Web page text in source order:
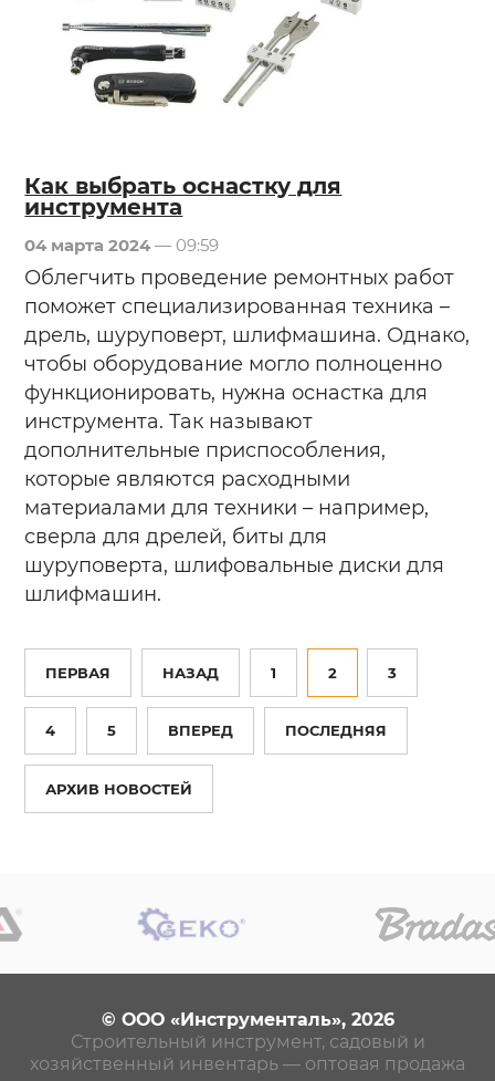
Как выбрать оснастку для
инструмента
04 марта 2024 — 09:59
Облегчить проведение ремонтных работ
поможет специализированная техника –
дрель, шуруповерт, шлифмашина. Однако,
чтобы оборудование могло полноценно
функционировать, нужна оснастка для
инструмента. Так называют
дополнительные приспособления,
которые являются расходными
материалами для техники – например,
сверла для дрелей, биты для
шуруповерта, шлифовальные диски для
шлифмашин.
ПЕРВАЯ НАЗАД 1 2 3
4 5 ВПЕРЕД ПОСЛЕДНЯЯ
АРХИВ НОВОСТЕЙ
© ООО «Инструменталь», 2026
Строительный инструмент, садовый и
хозяйственный инвентарь — оптовая продажа